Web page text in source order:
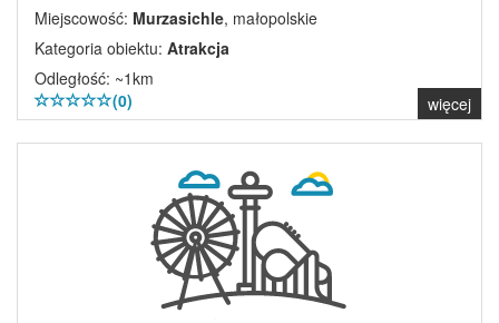
Miejscowość: Murzasichle, małopolskie
Kategoria obiektu: Atrakcja
Odległość: ~1km
(0)
więcej